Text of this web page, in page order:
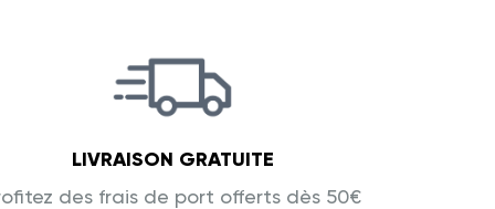
LIVRAISON GRATUITE
des frais de port offerts dès 50€